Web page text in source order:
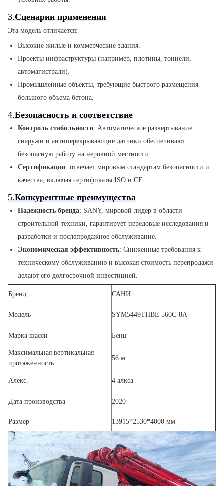
3.Сценарии применения
Эта модель отличается:
Высокие жилые и коммерческие здания.
Проекты инфраструктуры (например, плотины, тоннели,
автомагистрали).
Промышленные объекты, требующие быстрого размещения
большого объема бетона.
4.Безопасность и соответствие
Контроль стабильности: Автоматическое развертывание
снаружи и антиперекрывающие датчики обеспечивают
безопасную работу на неровной местности.
Сертификации: отвечает мировым стандартам безопасности и
качества, включая сертификаты ISO и CE.
5.Конкурентные преимущества
Надежность бренда: SANY, мировой лидер в области
строительной техники, гарантирует передовые исследования и
разработки и послепродажное обслуживание.
Экономическая эффективность: Сниженные требования к
техническому обслуживанию и высокая стоимость перепродажи
делают его долгосрочной инвестицией.
Бренд САНИ
Модель SYM5449THBE 560C-8A
Марка шасси Бенц
Максимальная вертикальная
протяженность
56 м
Алекс. 4 алкса
Дата производства 2020
Размер 13915*2530*4000 мм